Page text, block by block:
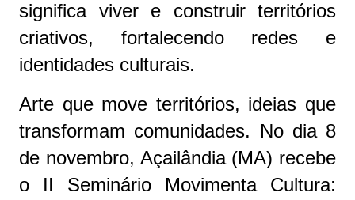
significa viver e construir territórios
criativos, fortalecendo redes e
identidades culturais.
Arte que move territórios, ideias que
transformam comunidades. No dia 8
de novembro, Açailândia (MA) recebe
o II Seminário Movimenta Cultura: